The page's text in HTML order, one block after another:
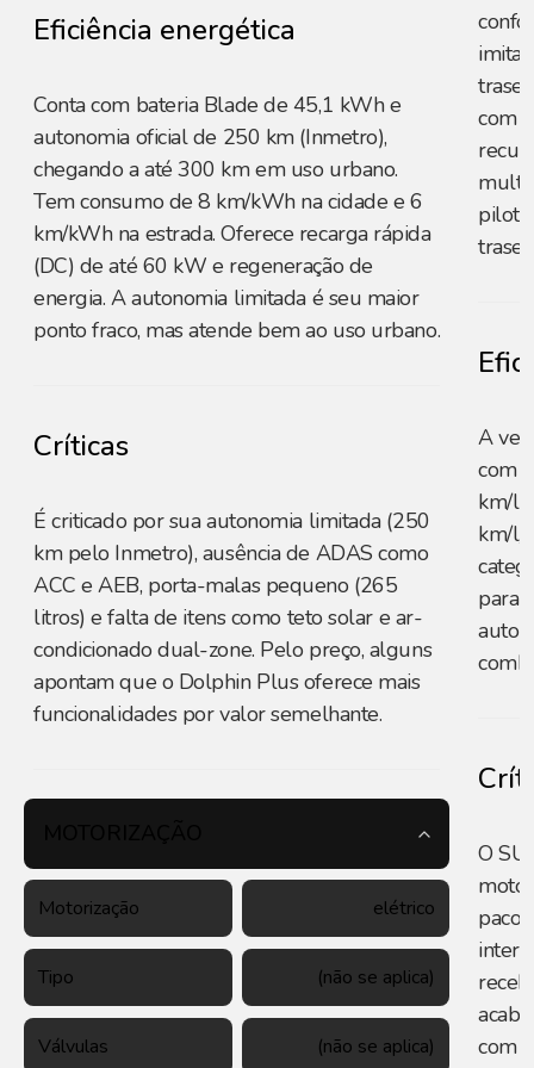
Eficiência energética
Conta com bateria Blade de 45,1 kWh e
autonomia oficial de 250 km (Inmetro),
chegando a até 300 km em uso urbano.
Tem consumo de 8 km/kWh na cidade e 6
km/kWh na estrada. Oferece recarga rápida
(DC) de até 60 kW e regeneração de
energia. A autonomia limitada é seu maior
ponto fraco, mas atende bem ao uso urbano.
Críticas
É criticado por sua autonomia limitada (250
km pelo Inmetro), ausência de ADAS como
ACC e AEB, porta-malas pequeno (265
litros) e falta de itens como teto solar e ar-
condicionado dual-zone. Pelo preço, alguns
apontam que o Dolphin Plus oferece mais
funcionalidades por valor semelhante.
Motorização elétrico
Tipo (não se aplica)
Válvulas (não se aplica)
imita
com
piloto
A
com
km/l
km/l,
para
O
com